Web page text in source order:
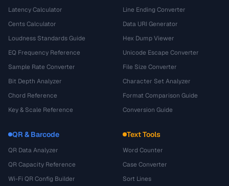
Latency Calculator
Cents Calculator
Loudness Standards Guide
EQ Frequency Reference
Sample Rate Converter
Bit Depth Analyzer
Chord Reference
Key & Scale Reference
Line Ending Converter
Data URI Generator
Hex Dump Viewer
Unicode Escape Converter
File Size Converter
Character Set Analyzer
Format Comparison Guide
Conversion Guide
QR & Barcode
QR Data Analyzer
QR Capacity Reference
Wi-Fi QR Config Builder
Text Tools
Word Counter
Case Converter
Sort Lines